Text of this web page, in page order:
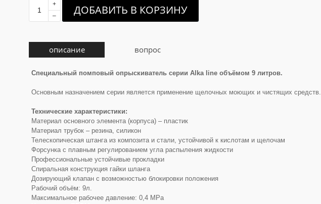
+
–
ДОБАВИТЬ В КОРЗИНУ
описание вопрос
Специальный помповый опрыскиватель серии Alka line объёмом 9 литров.
Основным назначением серии является применение щелочных моющих и чистящих средств.
Технические характеристики:
Материал основного элемента (корпуса) – пластик
Материал трубок – резина, силикон
Телескопическая штанга из композита и стали, устойчивой к кислотам и щелочам
Форсунка с плавным регулированием угла распыления жидкости
Профессиональные устойчивые прокладки
Спиральная конструкция гайки шланга
Дозирующий клапан с возможностью блокировки положения
Рабочий объём: 9л.
Максимальное рабочее давление: 0,4 MPa